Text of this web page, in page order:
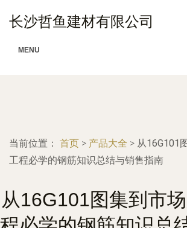
长沙哲鱼建材有限公司
MENU
当前位置： 首页 > 产品大全 > 从16G101
工程必学的钢筋知识总结与销售指南
从16G101图集到市